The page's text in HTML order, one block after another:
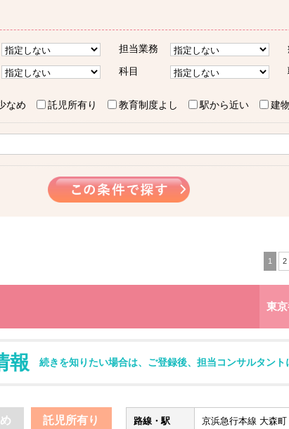
担当業務
科目
なめ 託児所有り 教育制度よし 駅から近い 建
1 2
東
報 続きを知りたい場合は、ご登録後、担当コンサルタント
託児所有り 路線・駅 京浜急行本線 大森